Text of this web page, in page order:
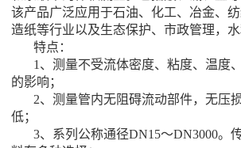
该产品广泛应用于石油、化工、冶金、纺
造纸等行业以及生态保护、市政管理，水
特点：
1、测量不受流体密度、粘度、温度
的影响；
2、测量管内无阻碍流动部件，无压
低；
3、系列公称通径DN15～DN3000。